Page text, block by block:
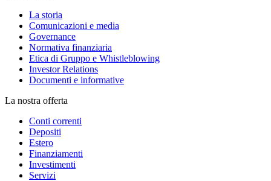
La storia
Comunicazioni e media
Governance
Normativa finanziaria
Etica di Gruppo e Whistleblowing
Investor Relations
Documenti e informative
La nostra offerta
Conti correnti
Depositi
Estero
Finanziamenti
Investimenti
Servizi